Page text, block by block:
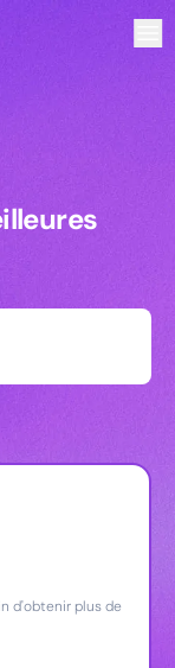
d'obtenir plus de